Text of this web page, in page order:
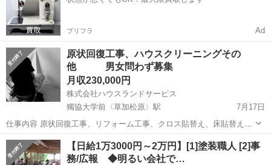
プリフラ Ad
原状回復工事、ハウスクリーニングその
他 男女問わず募集
月収230,000円
株式会社ハウスランドサービス
獨協大学前〈草加松原〉駅
7月17日
仕事内容 原状回復工事、リフォーム工事、クロス貼替え、床貼替え、
在宅・空室クリーニング 風呂釜（追い焚き配管）洗浄、ビルメンテナ
ンス（ガラス清掃、床清掃） 浴室再生塗装 ＊未経験者歓迎。初心者の
方でも出来る事から...
埼玉 草加市 獨協大学前〈草加松原〉駅 内装職人
【日給1万3000円～2万円】[1]塗装職人 [2]事
務/広報 ◆明るい会社で…